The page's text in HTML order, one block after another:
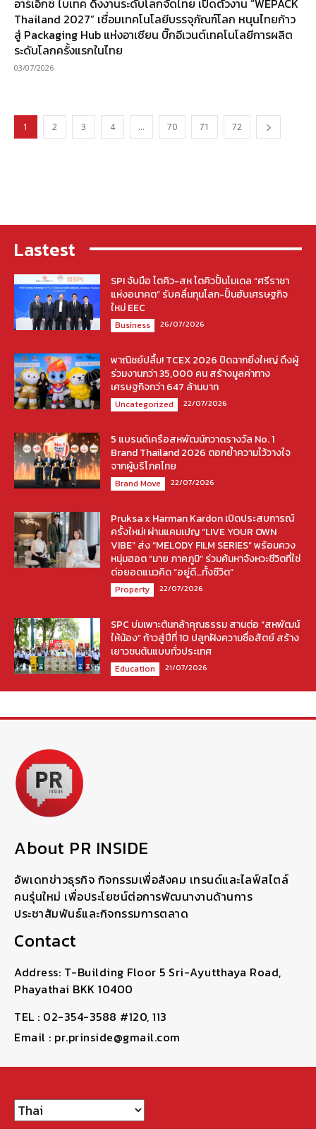
Thailand 2027” เชื่อมเทคโนโลยีบรรจุภัณฑ์โลก หนุนไทยก้าว
สู่ Packaging Hub แห่งอาเซียน บิ๊กอีเวนต์เทคโนโลยีการผลิต
ระดับโลกครั้งแรกในไทย
03/07/2026
1 2 3 4 … 70 71 72
Lastest
SPI จับมือ โตคิว-สห โตคิวปั้นโมเดล “ศรีราชา
แห่งอนาคต” รับคลื่นทุนโลก-ปั้นฮับเศรษฐกิจ
ใหม่ EEC
Business 26/07/2026
พาณิชย์ปลื้ม! TCEX 2026 ปิดฉากยิ่งใหญ่ ดึงผู้
ร่วมงานกว่า 35,000 คน สร้างมูลค่าทาง
เศรษฐกิจกว่า 647 ล้านบาท
Uncategorized 22/07/2026
5 แบรนด์เครือสหพัฒน์กวาดรางวัล No. 1
Brand Thailand 2026 ตอกย้ำความไว้วางใจ
จากผู้บริโภคไทย
Brand Move 22/07/2026
Pruksa x Harman Kardon เปิดประสบการณ์
ครั้งใหม่! ผ่านแคมเปญ “LIVE YOUR OWN
VIBE” ส่ง “MELODY FILM SERIES” พร้อมควง
หนุ่มฮอต “มาย ภาคภูมิ” ร่วมค้นหาจังหวะชีวิตที่ใช่
ต่อยอดแนวคิด “อยู่ดี…ทั้งชีวิต”
Property 22/07/2026
SPC บ่มเพาะต้นกล้าคุณธรรม สานต่อ “สหพัฒน์
ให้น้อง” ก้าวสู่ปีที่ 10 ปลูกฝังความซื่อสัตย์ สร้าง
เยาวชนต้นแบบทั่วประเทศ
Education 21/07/2026
About PR INSIDE
อัพเดทข่าวธุรกิจ กิจกรรมเพื่อสังคม เทรนด์และไลฟ์สไตล์
คนรุ่นใหม่ เพื่อประโยชน์ต่อการพัฒนางานด้านการ
ประชาสัมพันธ์และกิจกรรมการตลาด
Contact
Address: T-Building Floor 5 Sri-Ayutthaya Road,
Phayathai BKK 10400
TEL : 02-354-3588 #120, 113
Email : pr.prinside@gmail.com